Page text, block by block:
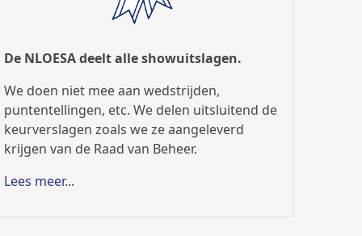
De NLOESA deelt alle showuitslagen.
We doen niet mee aan wedstrijden,
puntentellingen, etc. We delen uitsluitend de
keurverslagen zoals we ze aangeleverd
krijgen van de Raad van Beheer.
Lees meer...